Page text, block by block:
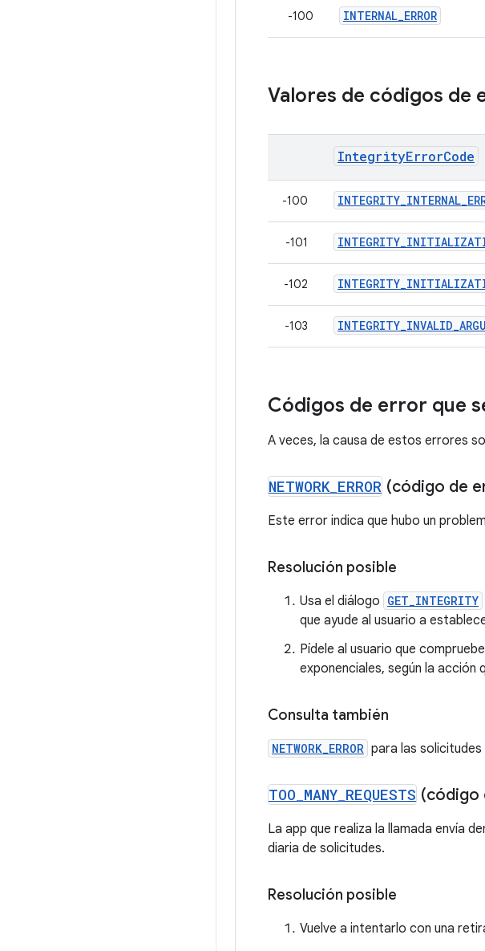
-100 INTERNAL_ERROR
Valores de códigos de
IntegrityErrorCode
-100
-101
-102
-103
Códigos de error que
A veces, la causa de estos errores
NETWORK_ ERROR (código de
Este error indica que hubo un
Resolución posible
Usa el diálogo GET_INTEGRITY
que ayude al usuario a
Pídele al usuario que
exponenciales, según la acción
Consulta también
NETWORK_ERROR para las solicitudes
TOO MANY REQUESTS (código
La app que realiza la llamada envía
diaria de solicitudes.
Resolución posible
Vuelve a intentarlo con una